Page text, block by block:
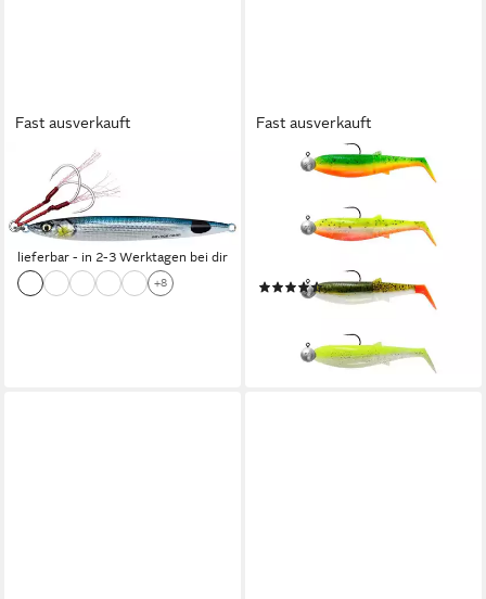
Fast ausverkauft
SAVAGE GEAR
Kunstköder Savage Gear Salt
3D Slim Jig Minnow - Pilker
ab 11,99 €
lieferbar - in 2-3 Werktagen bei dir
+8
Fast ausverkauft
SAVAGE GEAR
Kunstköder Cannibal Shad Mix
4 montierte Gummifische
Gummiköder Softbaits, (Spar-
Set), UV-aktiv
(2)